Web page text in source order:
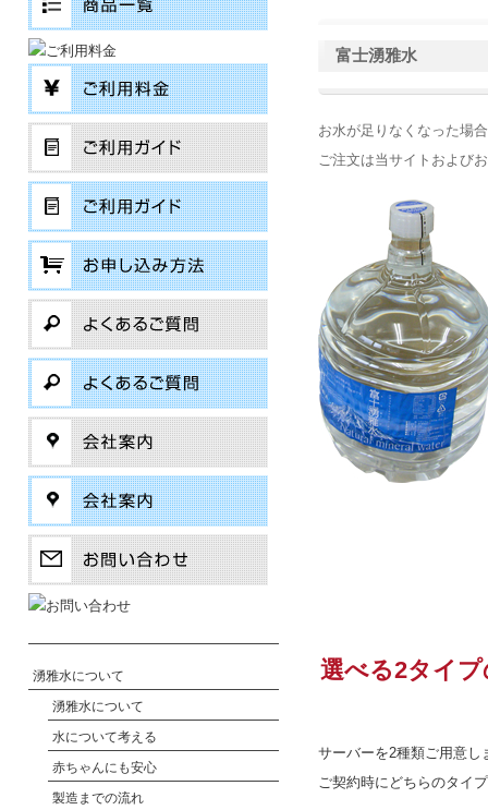
富士湧雅水
お水が足りなくなった場
ご注文は当サイトおよび
選べる2タイ
サーバーを2種類ご用意し
ご契約時にどちらのタイ
湧雅水について
湧雅水について
水について考える
赤ちゃんにも安心
製造までの流れ